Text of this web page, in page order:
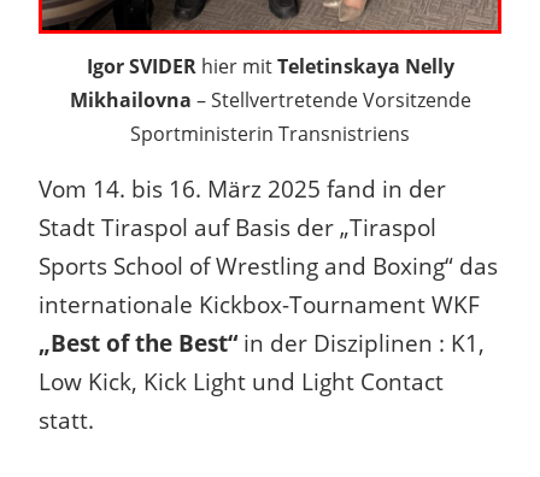
Igor SVIDERhier mitTeletinskaya Nelly
Mikhailovna – Stellvertretende Vorsitzende
Sportministerin Transnistriens
Vom 14. bis 16. März 2025 fand in der
Stadt Tiraspol auf Basis der „Tiraspol
Sports School of Wrestling and Boxing“ das
internationale Kickbox-Tournament WKF
„Best of the Best“in der Disziplinen : K1,
Low Kick, Kick Light und Light Contact
statt.